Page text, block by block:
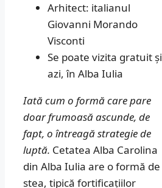
Arhitect: italianul
Giovanni Morando
Visconti
Se poate vizita gratuit și
azi, în Alba Iulia
Iată cum o formă care pare
doar frumoasă ascunde, de
fapt, o întreagă strategie de
luptă. Cetatea Alba Carolina
din Alba Iulia are o formă de
stea, tipică fortificațiilor